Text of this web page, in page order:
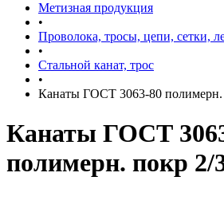
Метизная продукция
•
Проволока, тросы, цепи, сетки,
•
Стальной канат, трос
•
Канаты ГОСТ 3063-80
Канаты ГОСТ
полимерн. покр 2/